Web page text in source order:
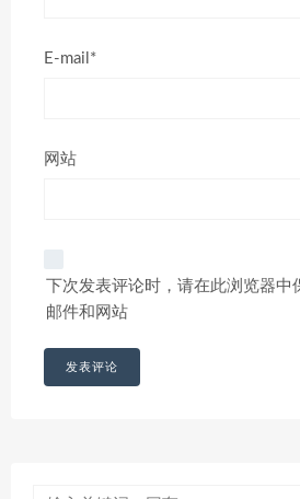
E-mail*
网站
下次发表评论时，请在此浏览器
邮件和网站